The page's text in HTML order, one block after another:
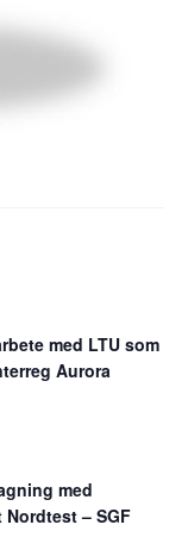
med LTU som
Aurora
med
– SGF